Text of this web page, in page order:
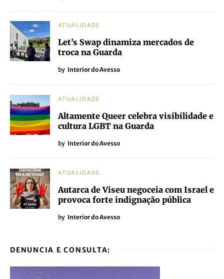
ATUALIDADE
Let’s Swap dinamiza mercados de
troca na Guarda
by Interior do Avesso
ATUALIDADE
Altamente Queer celebra visibilidade e
cultura LGBT na Guarda
by Interior do Avesso
ATUALIDADE
Autarca de Viseu negoceia com Israel e
provoca forte indignação pública
by Interior do Avesso
DENUNCIA E CONSULTA: